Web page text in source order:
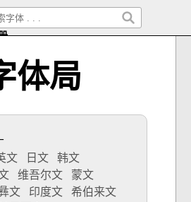
门字体 随机字体
体局
文 日文
韩文
维吾尔文
蒙文
文 印度文
希伯来文